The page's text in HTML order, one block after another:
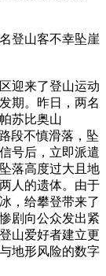
登山客不幸坠崖
迎来了登山运动
期。昨日，两名
苏比奥山
段不慎滑落，坠
号后，立即派遣
落高度过大且地
人的遗体。由于
，给攀登带来了
剧向公众发出紧
山爱好者建立更
地形风险的数字